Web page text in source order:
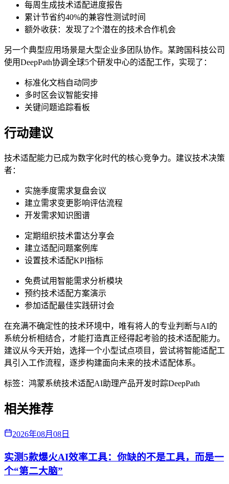
每周生成技术适配进度报告
累计节省约40%的兼容性测试时间
额外收获：发现了2个潜在的技术合作机会
另一个典型应用场景是大型企业多团队协作。某跨国科技公司
使用DeepPath协调全球5个研发中心的适配工作，实现了：
标准化文档自动同步
多时区会议智能安排
关键问题追踪看板
行动建议
技术适配能力已成为数字化时代的核心竞争力。建议技术决策
者：
实施季度需求复盘会议
建立需求变更影响评估流程
开发需求知识图谱
定期组织技术雷达分享会
建立适配问题案例库
设置技术适配KPI指标
免费试用智能需求分析模块
预约技术适配方案演示
参加适配最佳实践研讨会
在充满不确定性的技术环境中，唯有将人的专业判断与AI的
系统分析相结合，才能打造真正经得起考验的技术适配能力。
建议从今天开始，选择一个小型试点项目，尝试将智能适配工
具引入工作流程，逐步构建面向未来的技术适配体系。
标签： 鸿蒙系统技术适配AI助理产品开发时踪DeepPath
相关推荐
2026年08月08日
实测5款爆火AI效率工具：你缺的不是工具，而是一
个“第二大脑”